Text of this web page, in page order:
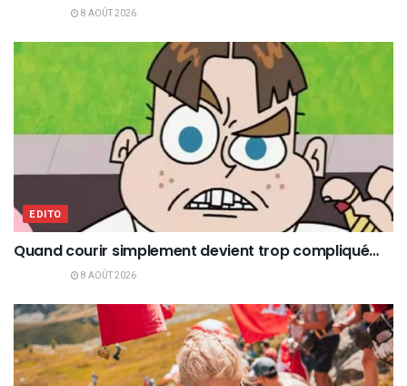
8 AOÛT 2026
EDITO
Quand courir simplement devient trop compliqué…
8 AOÛT 2026